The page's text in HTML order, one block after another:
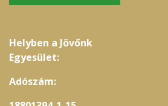
Helyben a Jövőnk
Egyesület:
Adószám: